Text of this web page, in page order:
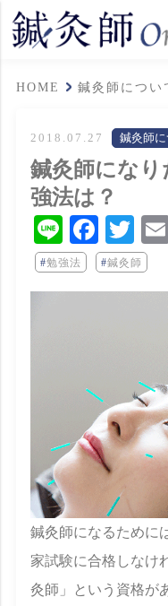
HOME 鍼灸師につい
2018.07.27 鍼灸師
鍼灸師にな
強法は？
Line
勉強法 鍼灸師
鍼灸師になるために
家試験に合格しなけ
灸師」という資格が